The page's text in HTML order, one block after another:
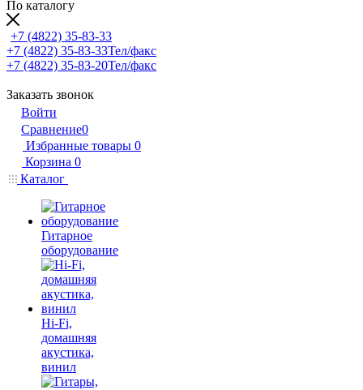
По каталогу
+7 (4822) 35-83-33
+7 (4822) 35-83-33Тел/факс
+7 (4822) 35-83-20Тел/факс
Заказать звонок
Войти
Сравнение0
Избранные товары 0
Корзина 0
Каталог
Гитарное
оборудование
Hi-Fi,
домашняя
акустика,
винил